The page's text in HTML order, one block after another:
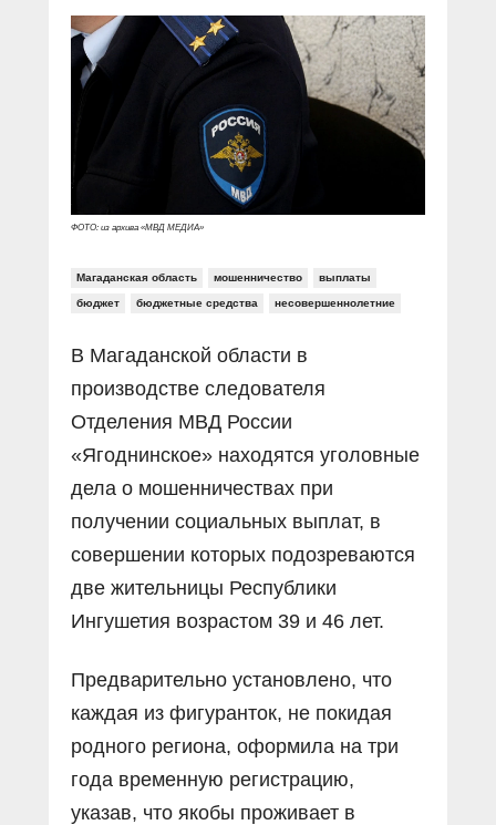
Документальные фильмы
В знании сила
Специальный репортаж
Газета «Щит и меч»
Журнал «Полиция России»
О ПОРТАЛЕ
ФОТО: из архива «МВД МЕДИА»
Магаданская область мошенничество выплаты
бюджет бюджетные средства несовершеннолетние
В Магаданской области в
производстве следователя
Отделения МВД России
«Ягоднинское» находятся уголовные
дела о мошенничествах при
получении социальных выплат, в
совершении которых подозреваются
две жительницы Республики
Ингушетия возрастом 39 и 46 лет.
Предварительно установлено, что
каждая из фигуранток, не покидая
родного региона, оформила на три
года временную регистрацию,
указав, что якобы проживает в